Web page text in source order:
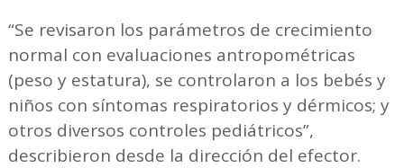
“Se revisaron los parámetros de crecimiento
normal con evaluaciones antropométricas
(peso y estatura), se controlaron a los bebés y
niños con síntomas respiratorios y dérmicos; y
otros diversos controles pediátricos”,
describieron desde la dirección del efector.